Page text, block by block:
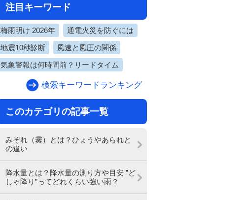
注目キーワード
梅雨明け 2026年 通電火災を防ぐには
地震10秒診断 風速と風圧の関係
気象警報は何時間前？リードタイム
検索キーワードランキング
このカテゴリの記事一覧
みぞれ（霙）とは？ひょうやあられと
の違い
降水量とは？降水量の測り方や目安 ”ど
しゃ降り”ってどれくらい強い雨？